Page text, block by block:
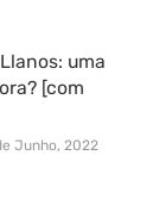
uma
[com
Junho, 2022